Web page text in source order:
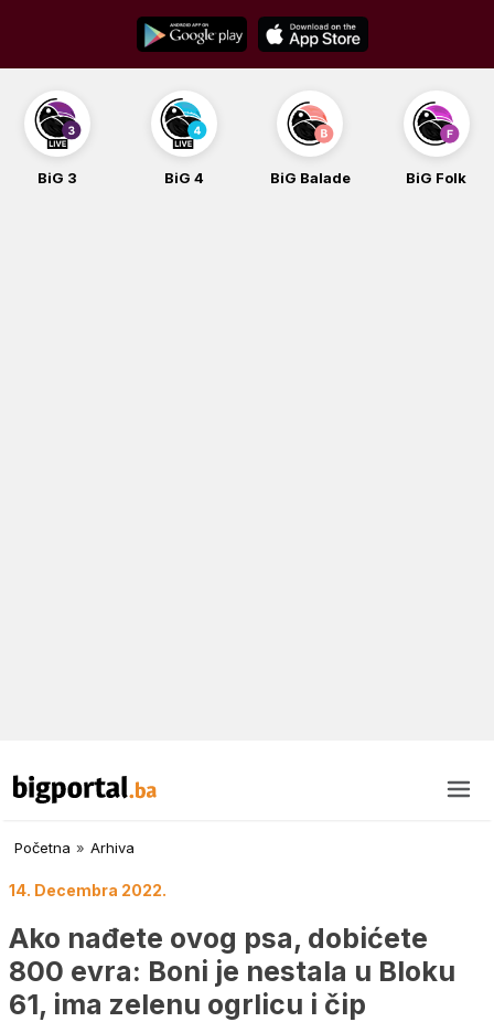
content
BiG 4 BiG Balade BiG Folk BiG iG
Početna » Arhiva
14. Decembra 2022.
Ako nađete ovog psa, dobićete
800 evra: Boni je nestala u Bloku
61, ima zelenu ogrlicu i čip